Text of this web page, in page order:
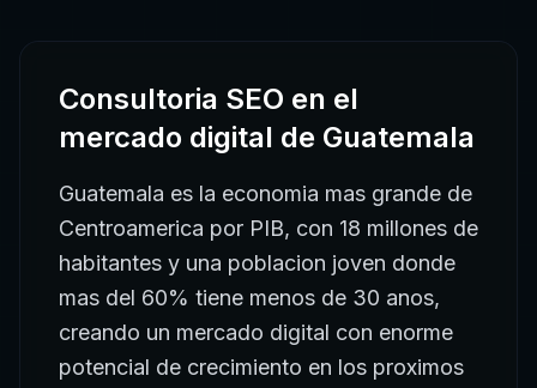
Consultoria SEO en el
mercado digital de Guatemala
Guatemala es la economia mas grande de
Centroamerica por PIB, con 18 millones de
habitantes y una poblacion joven donde
mas del 60% tiene menos de 30 anos,
creando un mercado digital con enorme
potencial de crecimiento en los proximos